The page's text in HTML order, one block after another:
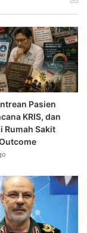
Pasien
KRIS, dan
Rumah Sakit